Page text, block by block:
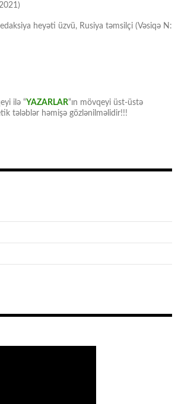
heyəti üzvü, Rusiya təmsilçi (Vəsiqə N:
ilə “YAZARLAR“ın mövqeyi üst-üstə
tələblər həmişə gözlənilməlidir!!!